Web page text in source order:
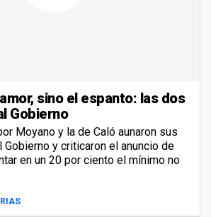
sino el espanto: las dos
Gobierno
Moyano y la de Caló aunaron sus
Gobierno y criticaron el anuncio de
en un 20 por ciento el mínimo no